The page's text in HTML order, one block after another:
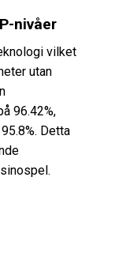
nivåer
vilket
utan
96.42%,
Detta